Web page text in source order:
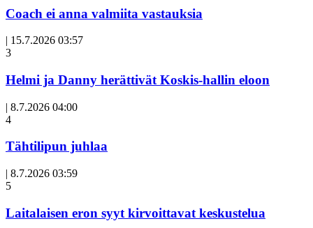
Coach ei anna valmiita vastauksia
| 15.7.2026 03:57
3
Helmi ja Danny herättivät Koskis-hallin eloon
| 8.7.2026 04:00
Avoin
4
Tähtilipun juhlaa
| 8.7.2026 03:59
Avoin
5
Laitalaisen eron syyt kirvoittavat keskustelua